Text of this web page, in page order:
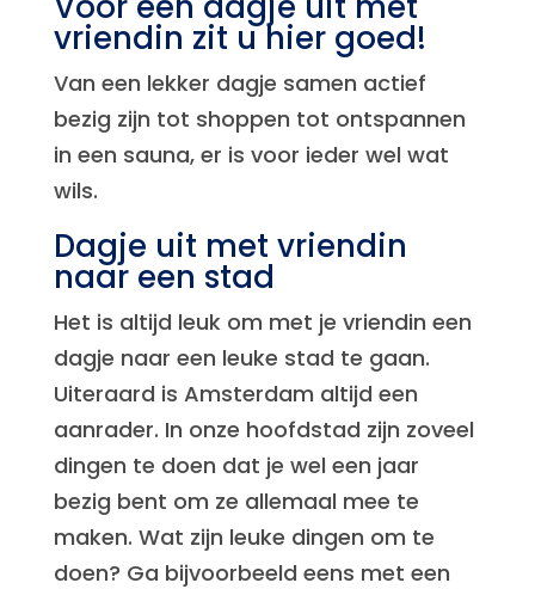
vriendin zit u hier goed!
Van een lekker dagje samen actief
bezig zijn tot shoppen tot ontspannen
in een sauna, er is voor ieder wel wat
wils.
Dagje uit met vriendin
naar een stad
Het is altijd leuk om met je vriendin een
dagje naar een leuke stad te gaan.
Uiteraard is Amsterdam altijd een
aanrader. In onze hoofdstad zijn zoveel
dingen te doen dat je wel een jaar
bezig bent om ze allemaal mee te
maken. Wat zijn leuke dingen om te
doen? Ga bijvoorbeeld eens met een